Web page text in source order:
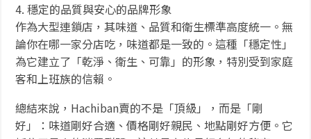
4. 穩定的品質與安心的品牌形象
作為大型連鎖店，其味道、品質和衛生標準高度統一。無
論你在哪一家分店吃，味道都是一致的。這種「穩定性」
為它建立了「乾淨、衛生、可靠」的形象，特別受到家庭
客和上班族的信賴。
總結來說，Hachiban賣的不是「頂級」，而是「剛
好」：味道剛好合適、價格剛好親民、地點剛好方便。它